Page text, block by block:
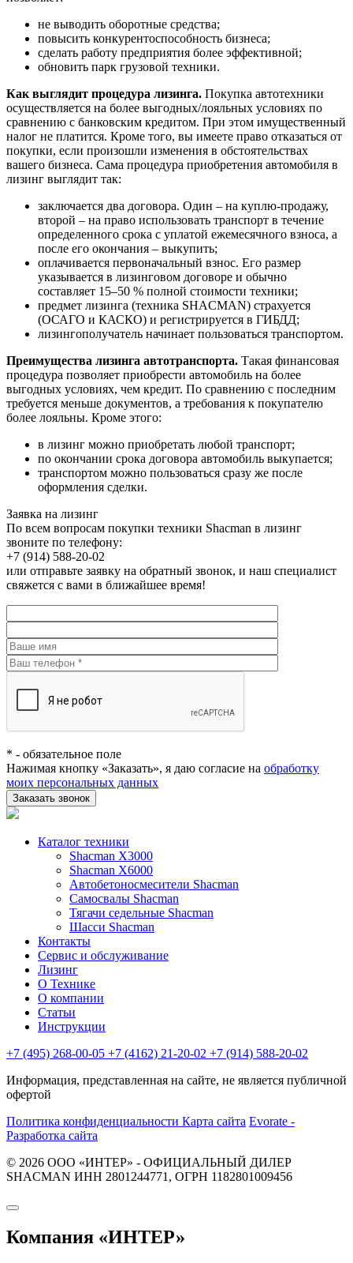
не выводить оборотные средства;
повысить конкурентоспособность бизнеса;
сделать работу предприятия более эффективной;
обновить парк грузовой техники.
Как выглядит процедура лизинга. Покупка автотехники
осуществляется на более выгодных/лояльных условиях по
сравнению с банковским кредитом. При этом имущественный
налог не платится. Кроме того, вы имеете право отказаться от
покупки, если произошли изменения в обстоятельствах
вашего бизнеса. Сама процедура приобретения автомобиля в
лизинг выглядит так:
заключается два договора. Один – на куплю-продажу,
второй – на право использовать транспорт в течение
определенного срока с уплатой ежемесячного взноса, а
после его окончания – выкупить;
оплачивается первоначальный взнос. Его размер
указывается в лизинговом договоре и обычно
составляет 15–50 % полной стоимости техники;
предмет лизинга (техника SHACMAN) страхуется
(ОСАГО и КАСКО) и регистрируется в ГИБДД;
лизингополучатель начинает пользоваться транспортом.
Преимущества лизинга автотранспорта. Такая финансовая
процедура позволяет приобрести автомобиль на более
выгодных условиях, чем кредит. По сравнению с последним
требуется меньше документов, а требования к покупателю
более лояльны. Кроме этого:
в лизинг можно приобретать любой транспорт;
по окончании срока договора автомобиль выкупается;
транспортом можно пользоваться сразу же после
оформления сделки.
Заявка на лизинг
По всем вопросам покупки техники Shacman в лизинг
звоните по телефону:
+7 (914) 588-20-02
или отправьте заявку на обратный звонок, и наш специалист
свяжется с вами в ближайшее время!
* - обязательное поле
Нажимая кнопку «Заказать», я даю согласие на обработку
моих персональных данных
Заказать звонок
Каталог техники
Shacman X3000
Shacman X6000
Автобетоносмесители Shacman
Самосвалы Shacman
Тягачи седельные Shacman
Шасси Shacman
Контакты
Сервис и обслуживание
Лизинг
О Технике
О компании
Статьи
Инструкции
+7 (495) 268-00-05 +7 (4162) 21-20-02 +7 (914) 588-20-02
Информация, представленная на сайте, не является публичной
офертой
Политика конфиденциальности Карта сайта Evorate -
Разработка сайта
© 2026 ООО «ИНТЕР» - ОФИЦИАЛЬНЫЙ ДИЛЕР
SHACMAN ИНН 2801244771, ОГРН 1182801009456
Компания «ИНТЕР»